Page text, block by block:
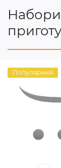
Популярний